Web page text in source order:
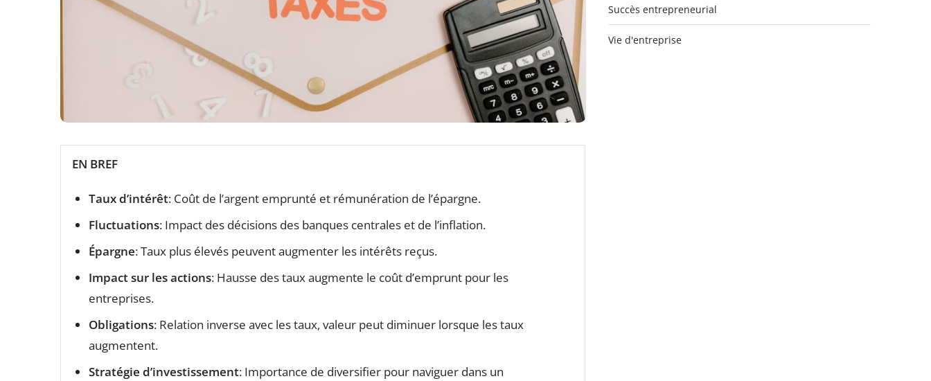
EN BREF
Taux d’intérêt: Coût de l’argent emprunté et rémunération de l’épargne.
Fluctuations: Impact des décisions des banques centrales et de l’inflation.
Épargne: Taux plus élevés peuvent augmenter les intérêts reçus.
Impact sur les actions: Hausse des taux augmente le coût d’emprunt pour les
entreprises.
Obligations: Relation inverse avec les taux, valeur peut diminuer lorsque les taux
augmentent.
Stratégie d’investissement: Importance de diversifier pour naviguer dans un
Succès entrepreneurial
Vie d'entreprise